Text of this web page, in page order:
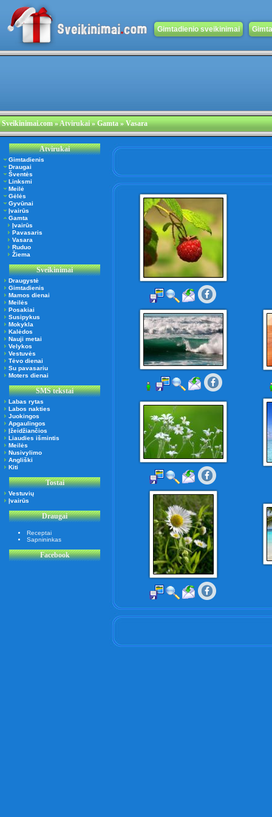
Gimtadienio sveikinimai
Sveikinimai.com»Atvirukai» Gamta » Vasara
Atvirukai
Gimtadienis
Draugai
Šventės
Linksmi
Meilė
Gėlės
Gyvūnai
Įvairūs
Gamta
Įvairūs
Pavasaris
Vasara
Ruduo
Žiema
Sveikinimai
Draugystė
Gimtadienis
Mamos dienai
Meilės
Posakiai
Susipykus
Mokykla
Kalėdos
Nauji metai
Velykos
Vestuvės
Tėvo dienai
Su pavasariu
Moters dienai
SMS tekstai
Labas rytas
Labos nakties
Juokingos
Apgaulingos
Įžeidžiančios
Liaudies išmintis
Meilės
Nusivylimo
Angliški
Kiti
Tostai
Vestuvių
Įvairūs
Draugai
Receptai
Sapnininkas
Facebook